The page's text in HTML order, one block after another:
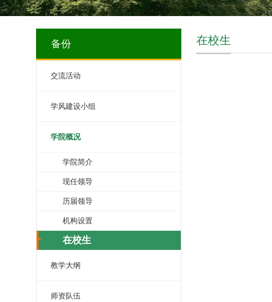
备份
交流活动
学风建设小组
学院概况
学院简介
现任领导
历届领导
机构设置
在校生
教学大纲
师资队伍
在校生